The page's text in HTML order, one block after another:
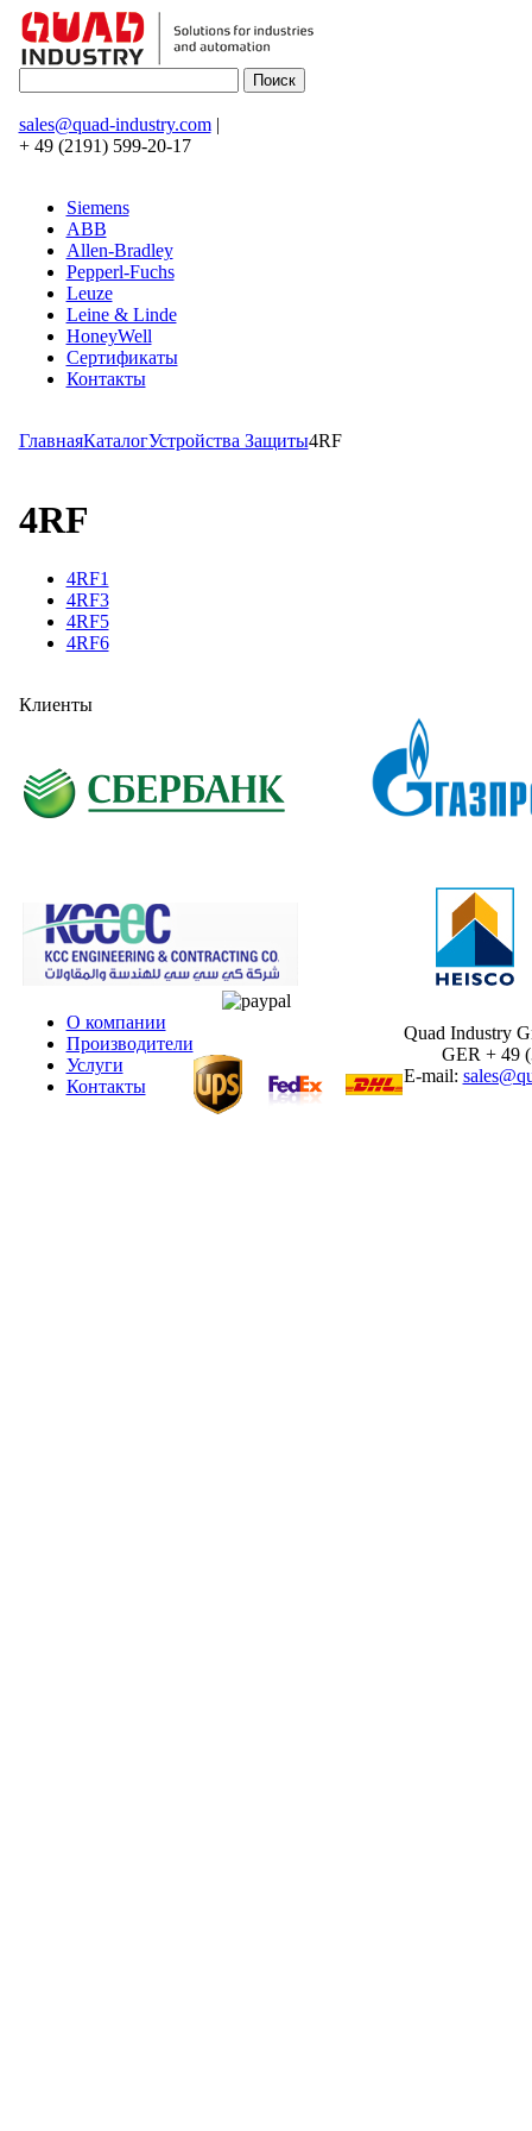
sales@quad-industry.com|
+ 49 (2191) 599-20-17
Siemens
ABB
Allen-Bradley
Pepperl-Fuchs
Leuze
Leine & Linde
HoneyWell
Сертификаты
Контакты
ГлавнаяКаталогУстройства Защиты4RF
4RF
4RF1
4RF3
4RF5
4RF6
Клиенты
О компании
Производители
Услуги
Контакты
Quad Industry
GER + 49
E-mail: